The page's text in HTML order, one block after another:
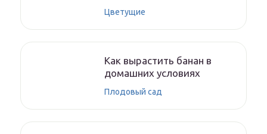
Цветущие
Как вырастить банан в
домашних условиях
Плодовый сад